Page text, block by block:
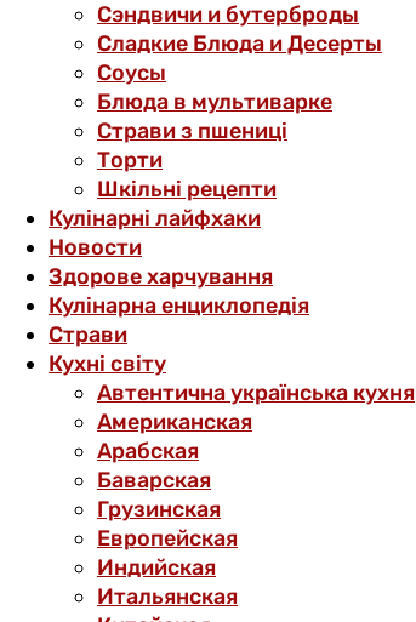
Сэндвичи и бутерброды
Сладкие Блюда и Десерты
Соусы
Блюда в мультиварке
Страви з пшениці
Торти
Шкільні рецепти
Кулінарні лайфхаки
Новости
Здорове харчування
Кулінарна енциклопедія
Страви
Кухні світу
Автентична українська кухня
Американская
Арабская
Баварская
Грузинская
Европейская
Индийская
Итальянская